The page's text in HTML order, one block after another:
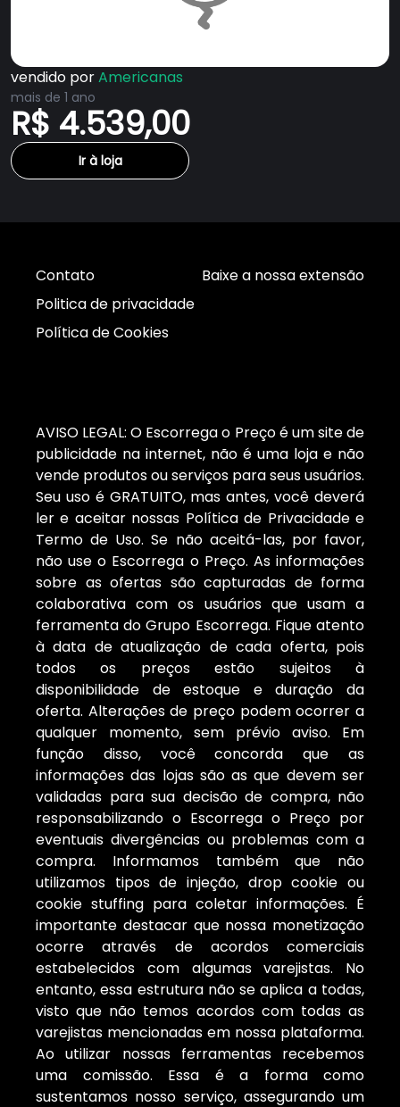
vendido porAmericanas
mais de 1 ano
R$ 4.539,00
Ir à loja
Contato
Politica de privacidade
Política de Cookies
Baixe a nossa extensão
AVISO LEGAL: O Escorrega o Preço é um site de
publicidade na internet, não é uma loja e não
vende produtos ou serviços para seus usuários.
Seu uso é GRATUITO, mas antes, você deverá
ler e aceitar nossas Política de Privacidade e
Termo de Uso. Se não aceitá-las, por favor,
não use o Escorrega o Preço. As informações
sobre as ofertas são capturadas de forma
colaborativa com os usuários que usam a
ferramenta do Grupo Escorrega. Fique atento
à data de atualização de cada oferta, pois
todos os preços estão sujeitos à
disponibilidade de estoque e duração da
oferta. Alterações de preço podem ocorrer a
qualquer momento, sem prévio aviso. Em
função disso, você concorda que as
informações das lojas são as que devem ser
validadas para sua decisão de compra, não
responsabilizando o Escorrega o Preço por
eventuais divergências ou problemas com a
compra. Informamos também que não
utilizamos tipos de injeção, drop cookie ou
cookie stuffing para coletar informações. É
importante destacar que nossa monetização
ocorre através de acordos comerciais
estabelecidos com algumas varejistas. No
entanto, essa estrutura não se aplica a todas,
visto que não temos acordos com todas as
varejistas mencionadas em nossa plataforma.
Ao utilizar nossas ferramentas recebemos
uma comissão. Essa é a forma como
sustentamos nosso serviço, assegurando um